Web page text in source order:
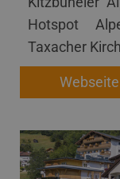
Hotspot
Taxacher
Webseite